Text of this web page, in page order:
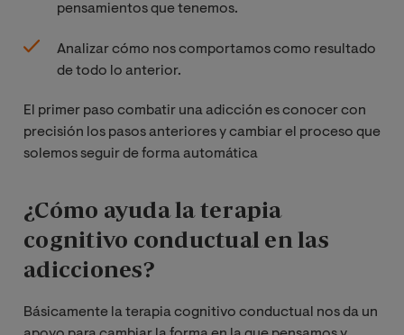
pensamientos que tenemos.
Analizar cómo nos comportamos como resultado
de todo lo anterior.
El primer paso combatir una adicción es conocer con
precisión los pasos anteriores y cambiar el proceso que
solemos seguir de forma automática
¿Cómo ayuda la terapia
cognitivo conductual en las
adicciones?
Básicamente la terapia cognitivo conductual nos da un